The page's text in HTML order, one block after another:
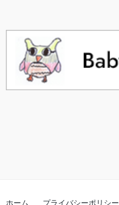
ホーム プライバシーポリシー